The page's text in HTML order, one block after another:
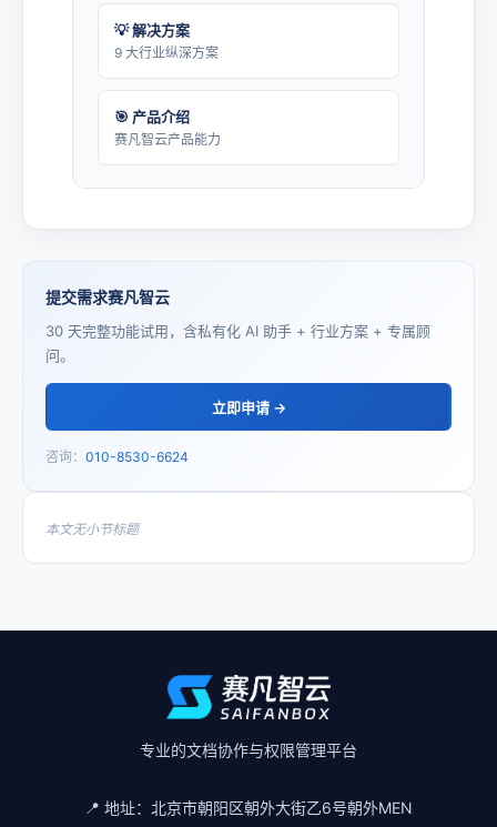
💡 解决方案
9 大行业纵深方案
🎯 产品介绍
赛凡智云产品能力
提交需求赛凡智云
30 天完整功能试用，含私有化 AI 助手 + 行业方案 + 专属顾
问。
立即申请 →
咨询： 010-8530-6624
本文无小节标题
专业的文档协作与权限管理平台
📍 地址： 北京市朝阳区朝外大街乙6号朝外MEN